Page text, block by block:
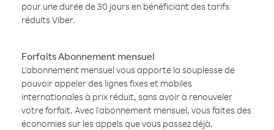
pour une durée de 30 jours en bénéficiant des tarifs
réduits Viber.
Forfaits Abonnement mensuel
L'abonnement mensuel vous apporte la souplesse de
pouvoir appeler des lignes fixes et mobiles
internationales à prix réduit, sans avoir à renouveler
votre forfait. Avec l'abonnement mensuel, vous faites des
économies sur les appels que vous passez déjà.